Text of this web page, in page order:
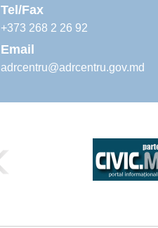
Tel/Fax
+373 268 2 26 92
Email
adrcentru@adrcentru.gov.md